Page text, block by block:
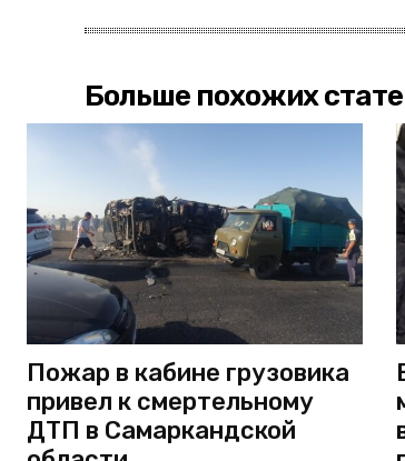
Больше похожих
Пожар в кабине грузовика
привел к смертельному
ДТП в Самаркандской